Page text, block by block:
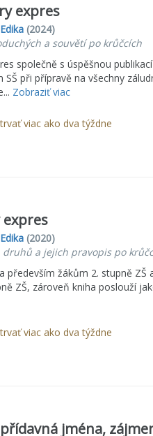
expres
Edika(2024)
a souvětí po krůčcích
společně s úspěšnou
SŠ při přípravě na všechny
Zobraziť viac
viac ako dva týždne
Edika(2020)
druhů a jejich pravopis po
především žákům 2. stupně
ZŠ, zároveň kniha poslouží
viac ako dva týždne
jména,